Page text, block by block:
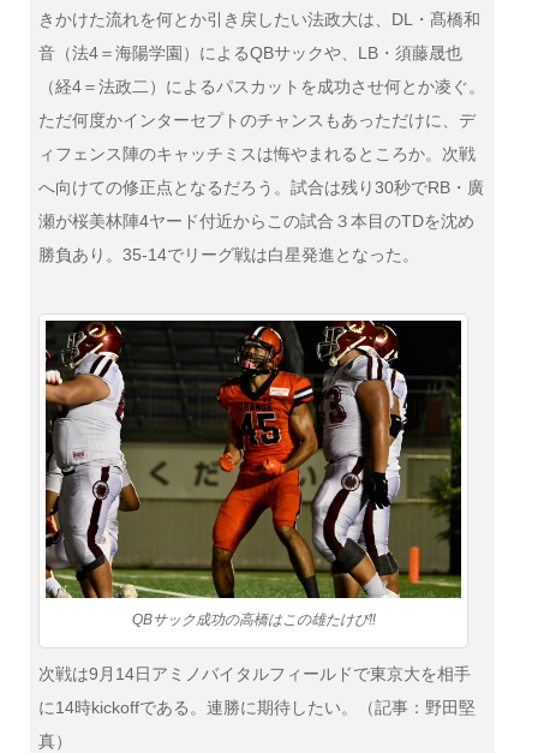
きかけた流れを何とか引き戻したい法政大は、DL・髙橋和
音（法4＝海陽学園）によるQBサックや、LB・須藤晟也
（経4＝法政二）によるパスカットを成功させ何とか凌ぐ。
ただ何度かインターセプトのチャンスもあっただけに、デ
ィフェンス陣のキャッチミスは悔やまれるところか。次戦
へ向けての修正点となるだろう。試合は残り30秒でRB・廣
瀬が桜美林陣4ヤード付近からこの試合３本目のTDを沈め
勝負あり。35-14でリーグ戦は白星発進となった。
QBサック成功の高橋はこの雄たけび‼
次戦は9月14日アミノバイタルフィールドで東京大を相手
に14時kickoffである。連勝に期待したい。（記事：野田堅
真）